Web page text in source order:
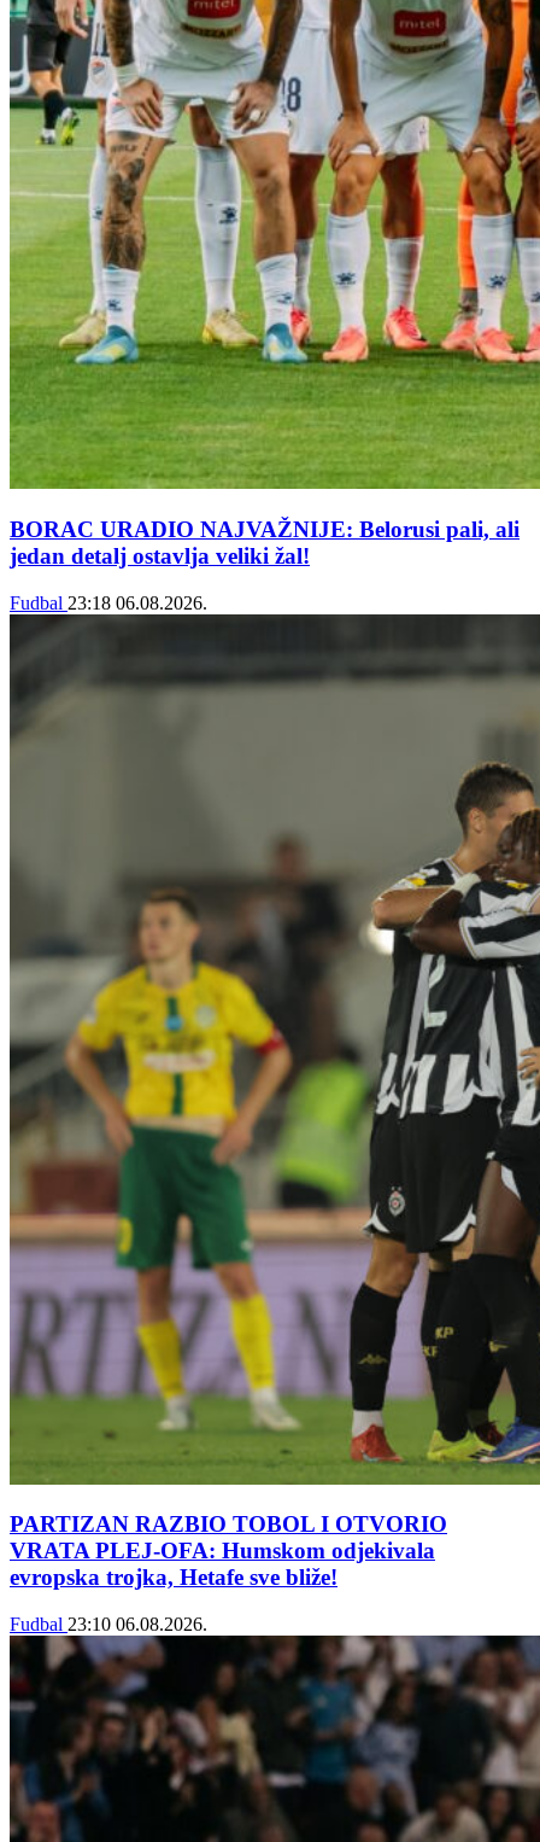
BORAC URADIO NAJVAŽNIJE: Belorusi pali, ali
jedan detalj ostavlja veliki žal!
Fudbal 23:18 06.08.2026.
PARTIZAN RAZBIO TOBOL I OTVORIO
VRATA PLEJ-OFA: Humskom odjekivala
evropska trojka, Hetafe sve bliže!
Fudbal 23:10 06.08.2026.